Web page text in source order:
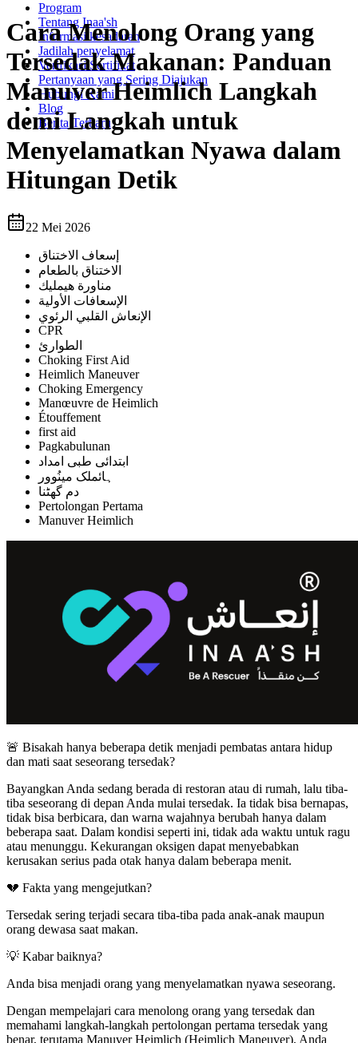
Program
Tentang Inaa'sh
Informasi kesadaran
Jadilah penyelamat
Verifikasi Sertifikat
Pertanyaan yang Sering Diajukan
Hubungi Kami
Blog
Berita Terbaru
Cara Menolong Orang yang
Tersedak Makanan: Panduan
Manuver Heimlich Langkah
demi Langkah untuk
Menyelamatkan Nyawa dalam
Hitungan Detik
22 Mei 2026
إسعاف الاختناق
الاختناق بالطعام
مناورة هيمليك
الإسعافات الأولية
الإنعاش القلبي الرئوي
CPR
الطوارئ
Choking First Aid
Heimlich Maneuver
Choking Emergency
Manœuvre de Heimlich
Étouffement
first aid
Pagkabulunan
ابتدائی طبی امداد
ہائملک مینُوور
دم گھٹنا
Pertolongan Pertama
Manuver Heimlich
🚨 Bisakah hanya beberapa detik menjadi pembatas antara hidup
dan mati saat seseorang tersedak?
Bayangkan Anda sedang berada di restoran atau di rumah, lalu tiba-
tiba seseorang di depan Anda mulai tersedak. Ia tidak bisa bernapas,
tidak bisa berbicara, dan warna wajahnya berubah hanya dalam
beberapa saat. Dalam kondisi seperti ini, tidak ada waktu untuk ragu
atau menunggu. Kekurangan oksigen dapat menyebabkan
kerusakan serius pada otak hanya dalam beberapa menit.
💔 Fakta yang mengejutkan?
Tersedak sering terjadi secara tiba-tiba pada anak-anak maupun
orang dewasa saat makan.
💡 Kabar baiknya?
Anda bisa menjadi orang yang menyelamatkan nyawa seseorang.
Dengan mempelajari cara menolong orang yang tersedak dan
memahami langkah-langkah pertolongan pertama tersedak yang
benar, terutama Manuver Heimlich (Heimlich Maneuver), Anda